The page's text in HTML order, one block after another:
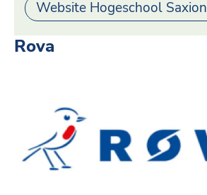
Website Hogeschool Saxion
Rova